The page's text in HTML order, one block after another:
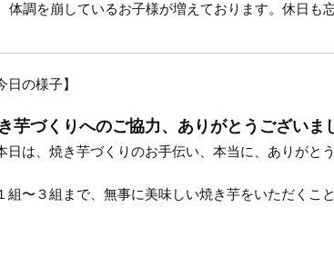
体調を崩しているお子様が増えております。休日も
日の様子】
芋づくりへのご協力、ありがとうございま
は、焼き芋づくりのお手伝い、本当に、ありがとう
〜３組まで、無事に美味しい焼き芋をいただくこ